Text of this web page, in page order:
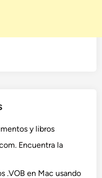
y libros
Encuentra la
.VOB en Mac usando